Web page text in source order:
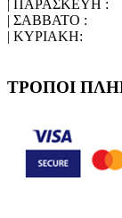
| ΠΑΡΑΣΚΕΥΗ :
| ΣΑΒΒΑΤΟ :
| ΚΥΡΙΑΚΗ:
ΤΡΟΠΟΙ